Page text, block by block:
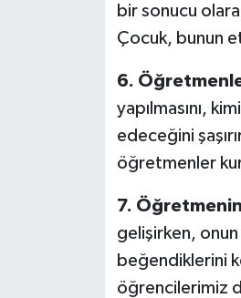
bir sonucu
Çocuk, bunun
6.
yapılmasını,
edeceğini
öğretmenler
7.
gelişirken,
beğendiklerini
öğrencilerimiz